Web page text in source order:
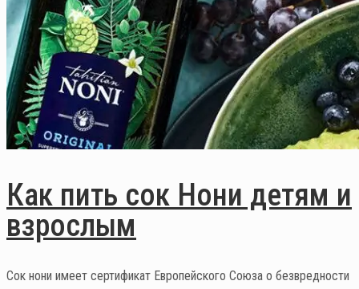
Как пить сок Нони детям и
взрослым
Сок нони имеет сертификат Европейского Союза о безвредности